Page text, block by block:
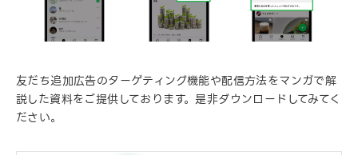
友だち追加広告のターゲティング機能や配信方法をマンガで解
説した資料をご提供しております。是非ダウンロードしてみてく
ださい。